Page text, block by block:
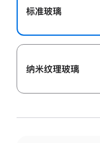
标准玻璃
纳米纹理玻璃